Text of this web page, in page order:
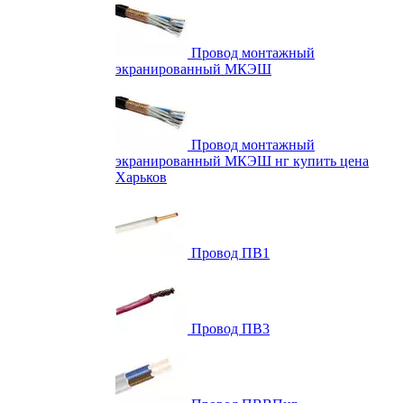
Провод монтажный
экранированный МКЭШ
Провод монтажный
экранированный МКЭШ нг купить цена
Харьков
Провод ПВ1
Провод ПВ3